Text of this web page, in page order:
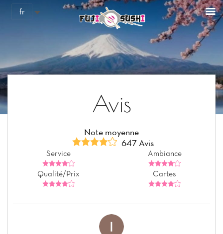
fr
Avis
Note moyenne
647 Avis
Service Ambiance
Qualité/Prix Cartes
Panneau de gestion des cookies